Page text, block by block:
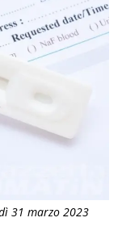
31 marzo 2023